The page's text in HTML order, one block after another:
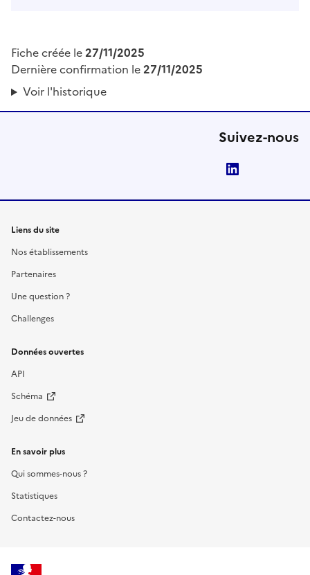
Fiche créée le27/11/2025
Dernière confirmation le27/11/2025
Voir l'historique
Suivez-nous
Liens du site
Nos établissements
Partenaires
Une question ?
Challenges
Données ouvertes
API
Schéma
Jeu de données
En savoir plus
Qui sommes-nous ?
Statistiques
Contactez-nous